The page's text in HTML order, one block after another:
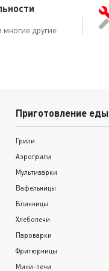
многие другие
Приготовление еды
Грили
Аэрогрили
Мультиварки
Вафельницы
Блинницы
Хлебопечи
Пароварки
Фритюрницы
Мини-печи